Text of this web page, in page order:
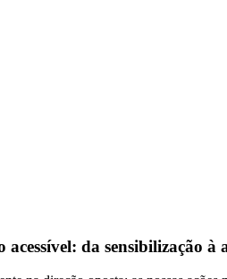
da sensibilização à